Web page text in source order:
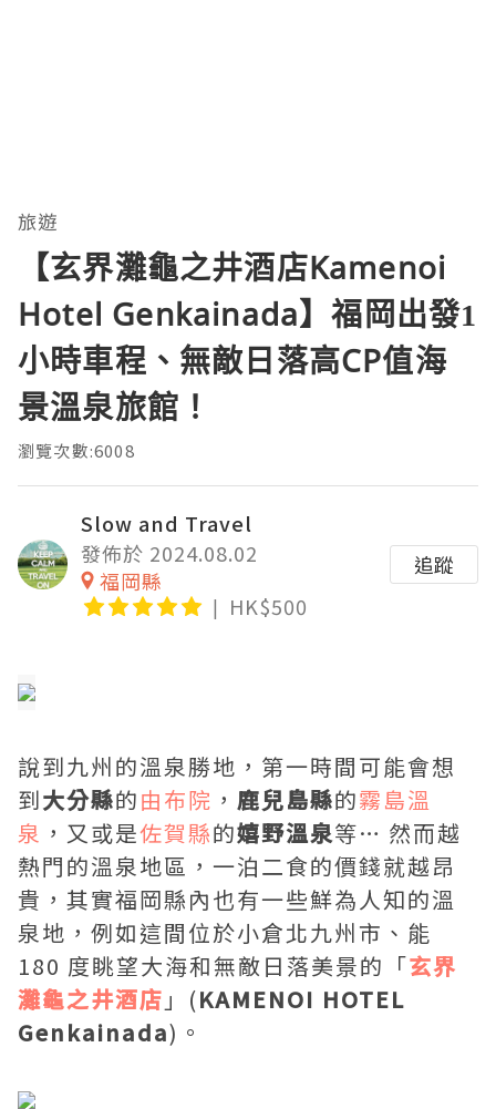
旅遊
【玄界灘龜之井酒店Kamenoi
Hotel Genkainada】福岡出發1
小時車程、無敵日落高CP值海
景溫泉旅館！
瀏覽次數:6008
Slow and Travel
發佈於 2024.08.02
福岡縣
HK$500
追蹤
說到九州的溫泉勝地，第一時間可能會想
到大分縣的由布院 ， 鹿兒島縣的霧島溫
泉 ，又或是佐賀縣的嬉野溫泉等… 然而越
熱門的溫泉地區，一泊二食的價錢就越昂
貴，其實福岡縣內也有一些鮮為人知的溫
泉地，例如這間位於小倉北九州市、能
180 度眺望大海和無敵日落美景的「玄界
灘龜之井酒店 」(KAMENOI HOTEL
Genkainada)。